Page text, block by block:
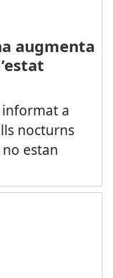
augmenta
informat a
nocturns
estan